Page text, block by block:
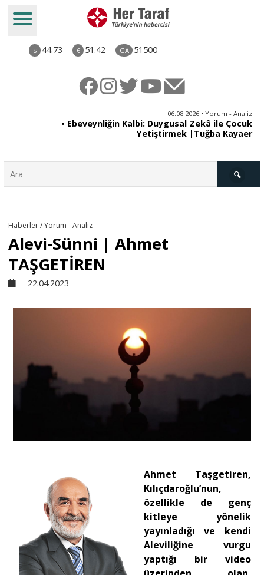
$ 44.73 € 51.42 GA 51500
06.08.2026 • Yorum - Analiz
• Ebeveynliğin Kalbi: Duygusal Zekâ ile Çocuk
Yetiştirmek |Tuğba Kayaer
Kültür - Sanat
Ekonomi
Dünya
Söyleşi
Yazı Dizisi
Portre
Haberler / Yorum - Analiz
Alevi-Sünni | Ahmet
TAŞGETİREN
22.04.2023
Ahmet Taşgetiren,
Kılıçdaroğlu’nun,
özellikle de genç
kitleye yönelik
yayınladığı ve kendi
Aleviliğine vurgu
yaptığı bir video